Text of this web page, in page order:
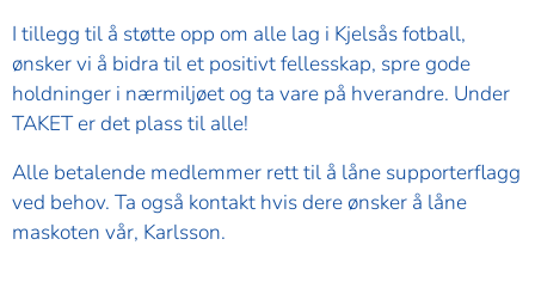
I tillegg til å støtte opp om alle lag i Kjelsås fotball,
ønsker vi å bidra til et positivt fellesskap, spre gode
holdninger i nærmiljøet og ta vare på hverandre. Under
TAKET er det plass til alle!
Alle betalende medlemmer rett til å låne supporterflagg
ved behov. Ta også kontakt hvis dere ønsker å låne
maskoten vår, Karlsson.